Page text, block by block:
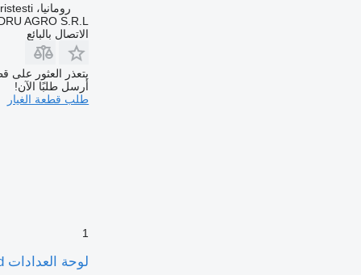
رومانيا، Cristesti
AGRO S.R.L.
الاتصال بالبائع
يتعذر العثور على
أرسل طلبًا الآن!
طلب قطعة الغيار
1
لوحة العدادات Modul de Control Incalzitor Umed لـ الشاحنات Webasto Mercedes-Benz 8EU007427-05